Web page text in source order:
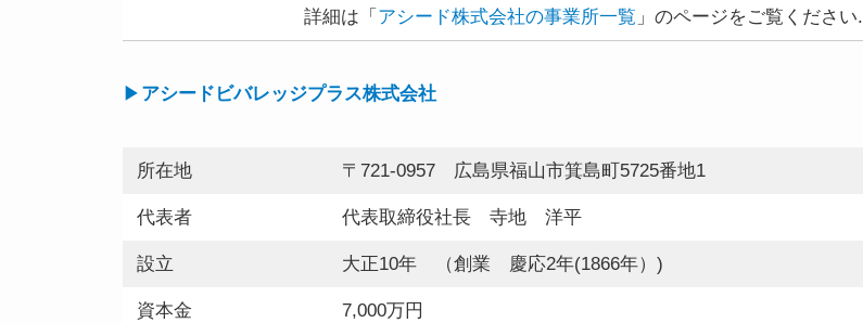
詳細は「 アシード株式会社の事業所一覧 」のページをご覧ください.
▶ アシードビバレッジプラス株式会社
所在地 〒721-0957 広島県福山市箕島町5725番地1
代表者 代表取締役社長 寺地 洋平
設立 大正10年 （創業 慶応2年(1866年）)
資本金 7,000万円